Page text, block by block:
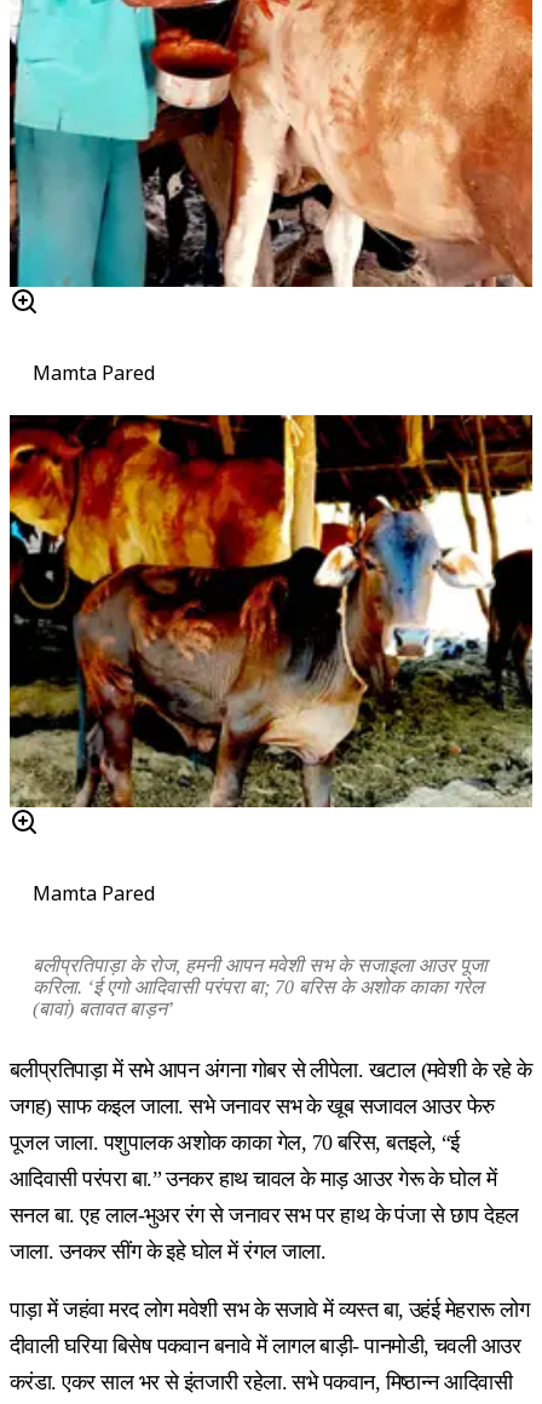
Mamta Pared
Mamta Pared
बलीप्रतिपाड़ा के रोज, हमनी आपन मवेशी सभ के सजाइला आउर पूजा
करिला. ‘ई एगो आदिवासी परंपरा बा; 70 बरिस के अशोक काका गरेल
(बावां) बतावत बाड़न’
बलीप्रतिपाड़ा में सभे आपन अंगना गोबर से लीपेला. खटाल (मवेशी के रहे के
जगह) साफ कइल जाला. सभे जनावर सभ के खूब सजावल आउर फेरु
पूजल जाला. पशुपालक अशोक काका गेल, 70 बरिस, बतइले, “ई
आदिवासी परंपरा बा.” उनकर हाथ चावल के माड़ आउर गेरू के घोल में
सनल बा. एह लाल-भुअर रंग से जनावर सभ पर हाथ के पंजा से छाप देहल
जाला. उनकर सींग के इहे घोल में रंगल जाला.
पाड़ा में जहंवा मरद लोग मवेशी सभ के सजावे में व्यस्त बा, उहंई मेहरारू लोग
दीवाली घरिया बिसेष पकवान बनावे में लागल बाड़ी- पानमोडी, चवली आउर
करंडा. एकर साल भर से इंतजारी रहेला. सभे पकवान, मिष्ठान्न आदिवासी